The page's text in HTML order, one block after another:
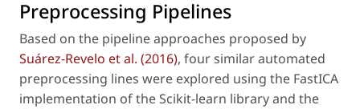
Preprocessing Pipelines
Based on the pipeline approaches proposed by
Suárez-Revelo et al. (2016), four similar automated
preprocessing lines were explored using the FastICA
implementation of the Scikit-learn library and the